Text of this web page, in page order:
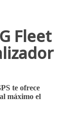
Fleet
te ofrece
máximo el